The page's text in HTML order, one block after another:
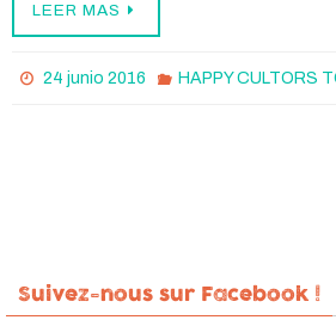
LEER MAS
24 junio 2016 HAPPY CULTORS
Suivez-nous sur Facebook !